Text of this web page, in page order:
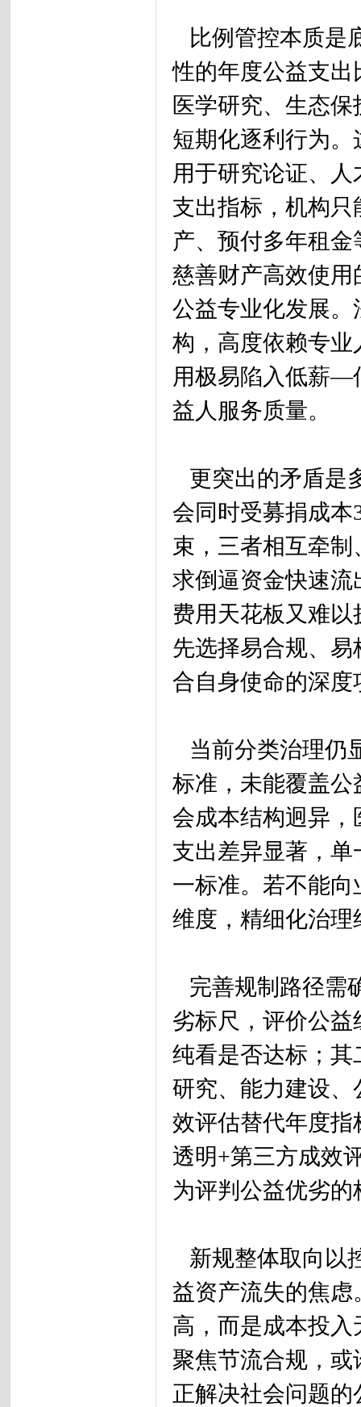
比例管控本质是
性的年度公益支
医学研究、生态
短期化逐利行为
用于研究论证、
支出指标，机构
产、预付多年租
慈善财产高效使
公益专业化发展
构，高度依赖专
用极易陷入低薪—
益人服务质量。
更突出的矛盾是
会同时受募捐成本
束，三者相互牵
求倒逼资金快速
费用天花板又难
先选择易合规、
合自身使命的深
当前分类治理仍
标准，未能覆盖
会成本结构迥异
支出差异显著，
一标准。若不能
维度，精细化治
完善规制路径需
劣标尺，评价公
纯看是否达标；
研究、能力建设
效评估替代年度
透明+第三方成效
为评判公益优劣
新规整体取向以
益资产流失的焦
高，而是成本投
聚焦节流合规，
正解决社会问题的